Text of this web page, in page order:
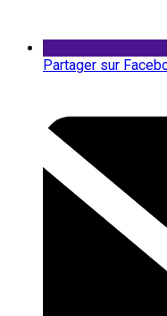
Partager sur